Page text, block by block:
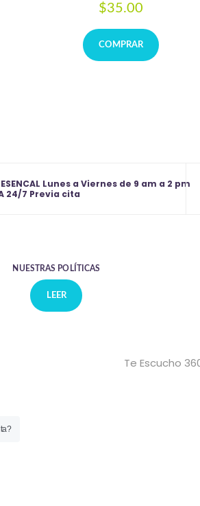
$35.00
COMPRAR
Lunes a Viernes de 9 am a 2 pm
24/7 Previa cita
NUESTRAS POLÍTICAS
LEER
Te Escucho